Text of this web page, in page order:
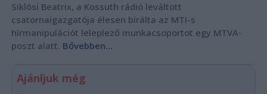
Siklósi Beatrix, a Kossuth rádió leváltott
csatornaigazgatója élesen bírálta az MTI-s
hírmanipulációt leleplező munkacsoportot egy MTVA-
poszt alatt. Bővebben...
Ajánljuk még